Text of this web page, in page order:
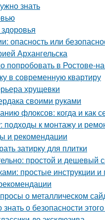
знать
опасность или
Архангельска
попробовать в Ростове-
в современную квартиру
хрущевки
своими руками
флоксов: когда и как
подходы к монтажу и
и рекомендации
затирку для плитки
простой и дешевый
простые инструкции
о металлическом
о безопасности